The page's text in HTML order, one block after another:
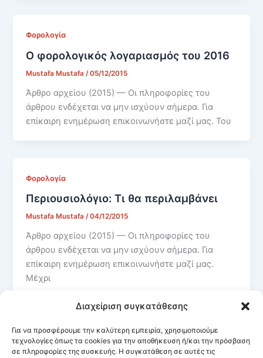
Διαχείριση συγκατάθεσης
Για να προσφέρουμε την καλύτερη εμπειρία, χρησιμοποιούμε
τεχνολογίες όπως τα cookies για την αποθήκευση ή/και την πρόσβαση
σε πληροφορίες της συσκευής. Η συγκατάθεση σε αυτές τις
Φορολογία
Ο φορολογικός λογαριασμός του 2016
Mustafa Mustafa /05/12/2015
Άρθρο αρχείου (2015) — Οι πληροφορίες του
άρθρου ενδέχεται να μην ισχύουν σήμερα. Για
επίκαιρη ενημέρωση επικοινωνήστε μαζί μας. Του
Φορολογία
Περιουσιολόγιο: Τι θα περιλαμβάνει
Mustafa Mustafa/04/12/2015
Άρθρο αρχείου (2015) — Οι πληροφορίες του
άρθρου ενδέχεται να μην ισχύουν σήμερα. Για
επίκαιρη ενημέρωση επικοινωνήστε μαζί μας.
Μέχρι